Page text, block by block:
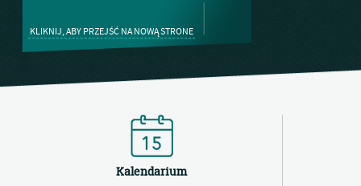
KLIKNIJ, ABY PRZEJŚĆ NA NOWĄ STRONE
Kalendarium